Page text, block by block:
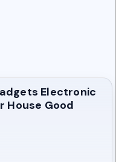
Electronic
House Good